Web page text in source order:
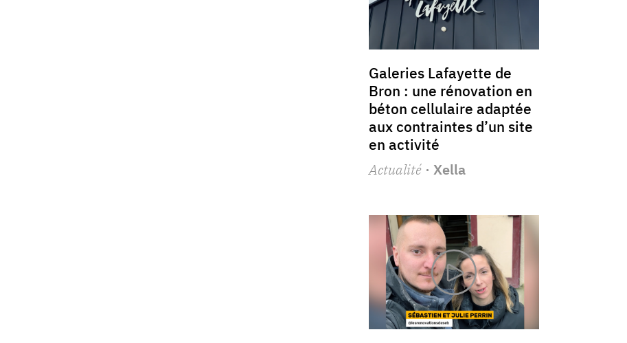
Galeries Lafayette de
Bron : une rénovation en
béton cellulaire adaptée
aux contraintes d’un site
en activité
Actualité· Xella